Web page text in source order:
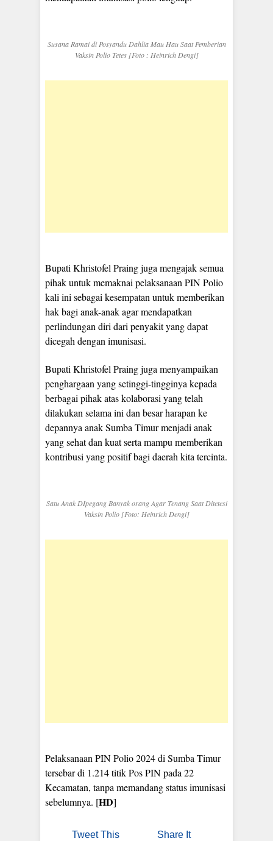
Susana Ramai di Posyandu Dahlia Mau Hau Saat Pemberian
Vaksin Polio Tetes [Foto : Heinrich Dengi]
Bupati Khristofel Praing juga mengajak semua
pihak untuk memaknai pelaksanaan PIN Polio
kali ini sebagai kesempatan untuk memberikan
hak bagi anak-anak agar mendapatkan
perlindungan diri dari penyakit yang dapat
dicegah dengan imunisasi.
Bupati Khristofel Praing juga menyampaikan
penghargaan yang setinggi-tingginya kepada
berbagai pihak atas kolaborasi yang telah
dilakukan selama ini dan besar harapan ke
depannya anak Sumba Timur menjadi anak
yang sehat dan kuat serta mampu memberikan
kontribusi yang positif bagi daerah kita tercinta.
Satu Anak DIpegang Banyak orang Agar Tenang Saat Ditetesi
Vaksin Polio [Foto: Heinrich Dengi]
Pelaksanaan PIN Polio 2024 di Sumba Timur
tersebar di 1.214 titik Pos PIN pada 22
Kecamatan, tanpa memandang status imunisasi
sebelumnya. [HD]
Tweet This Share It